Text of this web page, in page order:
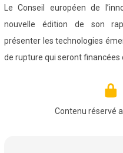
Le Conseil européen de
nouvelle édition de son
présenter les technologies
de rupture qui seront financées
Contenu réservé